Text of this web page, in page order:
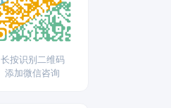
长按识别二维码
添加微信咨询